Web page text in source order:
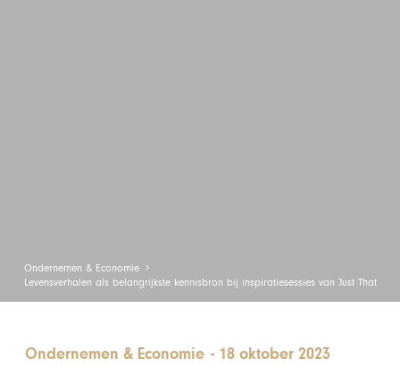
Ondernemen & Economie
Levensverhalen als belangrijkste kennisbron bij inspiratiesessies van Just That
Ondernemen & Economie - 18 oktober 2023